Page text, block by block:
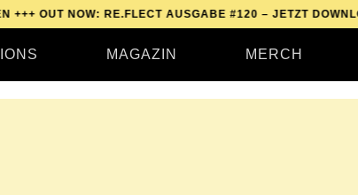
NOW: RE.FLECT AUSGABE #120 – JETZT DOWNLOADEN
MAGAZIN MERCH